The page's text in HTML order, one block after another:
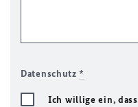
Datenschutz*
Ich willige ein,